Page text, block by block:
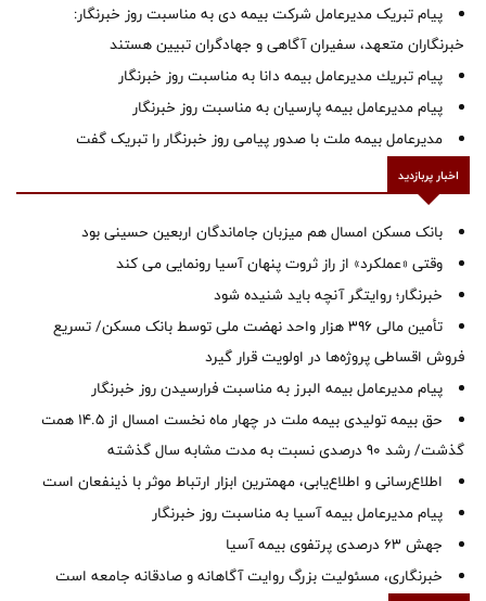
پیام تبریک مدیرعامل شرکت بیمه دی به مناسبت روز خبرنگار:
خبرنگاران متعهد، سفیران آگاهی و جهادگران تبیین هستند
پیام ‌تبریك‌ مدیرعامل بیمه دانا به مناسبت روز خبرنگار
پیام مدیرعامل بیمه پارسیان به مناسبت روز خبرنگار
مدیرعامل بیمه ملت با صدور پیامی روز خبرنگار را تبریک گفت
اخبار پربازدید
بانک مسکن امسال هم میزبان جاماندگان اربعین حسینی بود
وقتی «عملکرد» از راز ثروت پنهان آسیا رونمایی می کند
خبرنگار؛ روایتگر آنچه باید شنیده شود
تأمین مالی ۳۹۶ هزار واحد نهضت ملی توسط بانک مسکن/ تسریع
فروش اقساطی پروژه‌ها در اولویت قرار گیرد
پیام مدیرعامل بیمه البرز به مناسبت فرارسیدن روز خبرنگار
حق بیمه تولیدی بیمه ملت در چهار ماه نخست امسال از 14.5 همت
گذشت/ رشد 90 درصدی نسبت به مدت مشابه سال گذشته
اطلاع‌رسانی و اطلاع‌یابی، مهمترین ابزار ارتباط موثر با ذینفعان است
پیام مدیرعامل بیمه آسیا به مناسبت روز خبرنگار
جهش ۶۳ درصدی پرتفوی بیمه آسیا
خبرنگاری، مسئولیت بزرگ روایت آگاهانه و صادقانه جامعه است